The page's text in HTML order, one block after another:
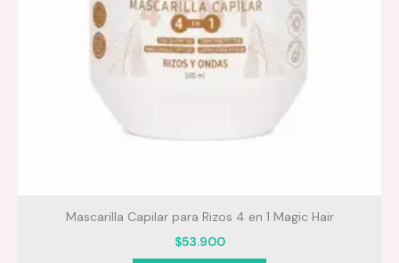
Mascarilla Capilar para Rizos 4 en 1 Magic Hair
$53.900